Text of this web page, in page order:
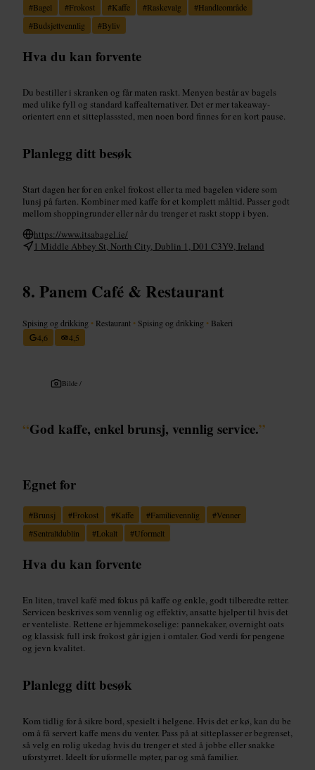
#Bagel #Frokost #Kaffe #Raskevalg #Handleområde
#Budsjettvennlig #Byliv
Hva du kan forvente
Du bestiller i skranken og får maten raskt. Menyen består av bagels
med ulike fyll og standard kaffealternativer. Det er mer takeaway-
orientert enn et sitteplasssted, men noen bord finnes for en kort pause.
Planlegg ditt besøk
Start dagen her for en enkel frokost eller ta med bagelen videre som
lunsj på farten. Kombiner med kaffe for et komplett måltid. Passer godt
mellom shoppingrunder eller når du trenger et raskt stopp i byen.
https://www.itsabagel.ie/
1 Middle Abbey St, North City, Dublin 1, D01 C3Y9, Ireland
Panem Café & Restaurant
Spising og drikking • Restaurant • Spising og drikking • Bakeri
4,6
4,5
Bilde /
“God kaffe, enkel brunsj, vennlig service.”
Egnet for
#Brunsj #Frokost #Kaffe #Familievennlig #Venner
#Sentraltdublin #Lokalt #Uformelt
Hva du kan forvente
En liten, travel kafé med fokus på kaffe og enkle, godt tilberedte retter.
Servicen beskrives som vennlig og effektiv, ansatte hjelper til hvis det
er venteliste. Rettene er hjemmekoselige: pannekaker, overnight oats
og klassisk full irsk frokost går igjen i omtaler. God verdi for pengene
og jevn kvalitet.
Planlegg ditt besøk
Kom tidlig for å sikre bord, spesielt i helgene. Hvis det er kø, kan du be
om å få servert kaffe mens du venter. Pass på at sitteplasser er begrenset,
så velg en rolig ukedag hvis du trenger et sted å jobbe eller snakke
uforstyrret. Ideelt for uformelle møter, par og små familier.